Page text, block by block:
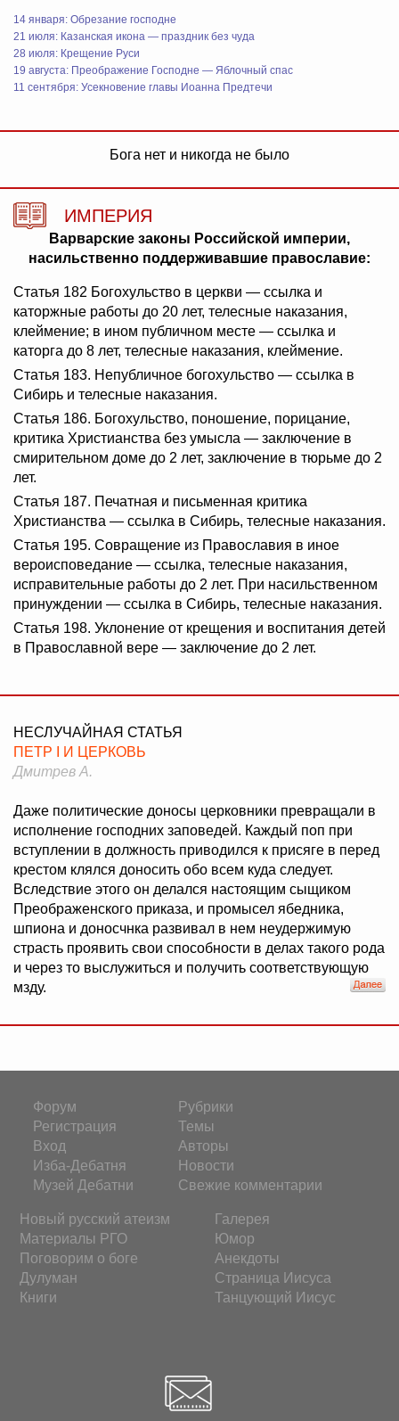
14 января: Обрезание господне
21 июля: Казанская икона — праздник без чуда
28 июля: Крещение Руси
19 августа: Преображение Господне — Яблочный спас
11 сентября: Усекновение главы Иоанна Предтечи
Бога нет и никогда не было
ИМПЕРИЯ
Варварские законы Российской империи,
насильственно поддерживавшие православие:
Статья 182 Богохульство в церкви — ссылка и
каторжные работы до 20 лет, телесные наказания,
клеймение; в ином публичном месте — ссылка и
каторга до 8 лет, телесные наказания, клеймение.
Статья 183. Непубличное богохульство — ссылка в
Сибирь и телесные наказания.
Статья 186. Богохульство, поношение, порицание,
критика Христианства без умысла — заключение в
смирительном доме до 2 лет, заключение в тюрьме до 2
лет.
Статья 187. Печатная и письменная критика
Христианства — ссылка в Сибирь, телесные наказания.
Статья 195. Совращение из Православия в иное
вероисповедание — ссылка, телесные наказания,
исправительные работы до 2 лет. При насильственном
принуждении — ссылка в Сибирь, телесные наказания.
Статья 198. Уклонение от крещения и воспитания детей
в Православной вере — заключение до 2 лет.
НЕСЛУЧАЙНАЯ СТАТЬЯ
ПЕТР I И ЦЕРКОВЬ
Дмитрев А.
Даже политические доносы церковники превращали в
исполнение господних заповедей. Каждый поп при
вступлении в должность приводился к присяге в перед
крестом клялся доносить обо всем куда следует.
Вследствие этого он делался настоящим сыщиком
Преображенского приказа, и промысел ябедника,
шпиона и доносчнка развивал в нем неудержимую
страсть проявить свои способности в делах такого рода
и через то выслужиться и получить соответствующую
мзду.
Форум
Регистрация
Вход
Изба-Дебатня
Музей Дебатни
Рубрики
Темы
Авторы
Новости
Свежие комментарии
Новый русский атеизм
Материалы РГО
Поговорим о боге
Дулуман
Книги
Галерея
Юмор
Анекдоты
Страница Иисуса
Танцующий Иисус